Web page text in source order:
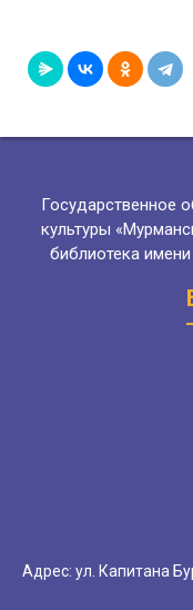
Государственное
культуры
библиотека
Адрес: ул. Капитана